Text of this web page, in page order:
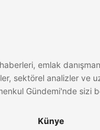
emlak
sektörel analizler ve
Gündemi'nde sizi
Künye